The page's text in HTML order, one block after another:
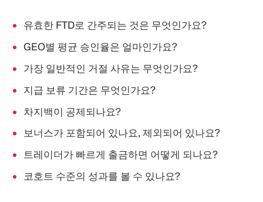
유효한 FTD로 간주되는 것은 무엇인가요?
GEO별 평균 승인율은 얼마인가요?
가장 일반적인 거절 사유는 무엇인가요?
지급 보류 기간은 무엇인가요?
차지백이 공제되나요?
보너스가 포함되어 있나요, 제외되어 있나요?
트레이더가 빠르게 출금하면 어떻게 되나요?
코호트 수준의 성과를 볼 수 있나요?